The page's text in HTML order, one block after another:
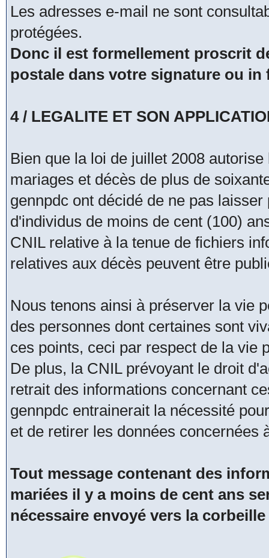
Les adresses e-mail ne sont
protégées.
Donc il est formellement proscrit
postale dans votre signature ou
4 / LEGALITE ET SON
Bien que la loi de juillet 2008
mariages et décès de plus de
gennpdc ont décidé de ne pas
d'individus de moins de cent (100)
CNIL relative à la tenue de fichiers
relatives aux décès peuvent être
Nous tenons ainsi à préserver la vie
des personnes dont certaines sont
ces points, ceci par respect de la vie
De plus, la CNIL prévoyant le droit
retrait des informations concernant
gennpdc entrainerait la nécessité
et de retirer les données concernées
Tout message contenant des
mariées il y a moins de cent ans
nécessaire envoyé vers la